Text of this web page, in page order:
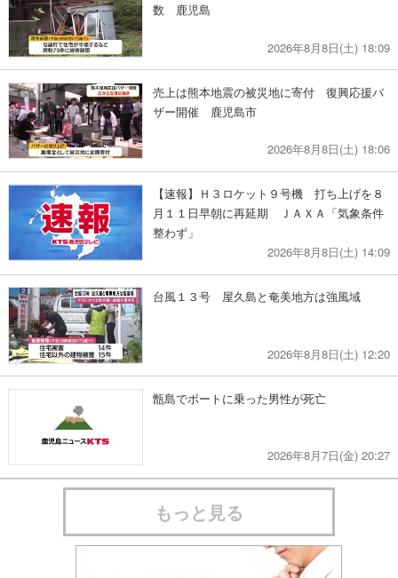
数 鹿児島
2026年8月8日(土) 18:09
売上は熊本地震の被災地に寄付 復興応援バ
ザー開催 鹿児島市
2026年8月8日(土) 18:06
【速報】Ｈ３ロケット９号機 打ち上げを８
月１１日早朝に再延期 ＪＡＸＡ「気象条件
整わず」
2026年8月8日(土) 14:09
台風１３号 屋久島と奄美地方は強風域
2026年8月8日(土) 12:20
甑島でボートに乗った男性が死亡
2026年8月7日(金) 20:27
もっと見る